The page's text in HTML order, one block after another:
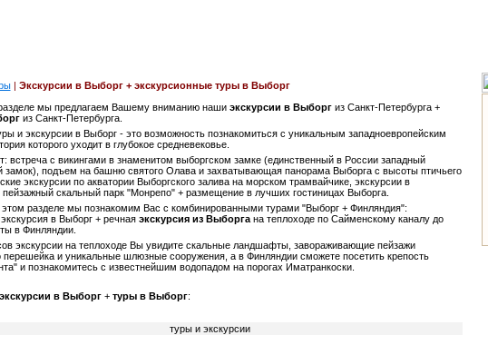
| Экскурсии в Выборг + экскурсионные туры в Выборг
мы предлагаем Вашему вниманию наши экскурсии в Выборгиз Санкт-Петербурга +
из Санкт-Петербурга.
и экскурсии в Выборг - это возможность познакомиться с уникальным западноевропейским
которого уходит в глубокое средневековье.
встреча с викингами в знаменитом выборгском замке (единственный в России западный
замок), подъем на башню святого Олава и захватывающая панорама Выборга с высоты птичьего
экскурсии по акватории Выборгского залива на морском трамвайчике, экскурсии в
пейзажный скальный парк "Монрепо" + размещение в лучших гостиницах Выборга.
разделе мы познакомим Вас с комбинированными турами "Выборг + Финляндия":
в Выборг + речная экскурсия из Выборгана теплоходе по Сайменскому каналу до
в Финляндии.
экскурсии на теплоходе Вы увидите скальные ландшафты, завораживающие пейзажи
перешейка и уникальные шлюзные сооружения, а в Финляндии сможете посетить крепость
и познакомитесь с известнейшим водопадом на порогах Иматранкоски.
экскурсии в Выборг+ туры в Выборг:
туры и экскурсии